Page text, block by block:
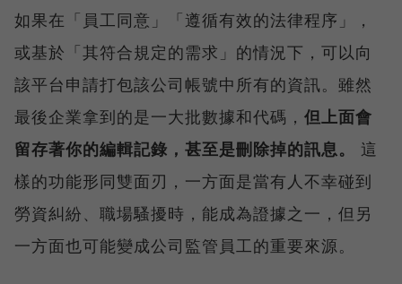
如果在「員工同意」「遵循有效的法律程序」，
或基於「其符合規定的需求」的情況下，可以向
該平台申請打包該公司帳號中所有的資訊。雖然
最後企業拿到的是一大批數據和代碼， 但上面會
留存著你的編輯記錄，甚至是刪除掉的訊息。
這
樣的功能形同雙面刃，一方面是當有人不幸碰到
勞資糾紛、職場騷擾時，能成為證據之一，但另
一方面也可能變成公司監管員工的重要來源。